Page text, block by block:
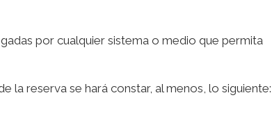
por cualquier sistema o medio que permita
la reserva se hará constar, al menos, lo siguiente: